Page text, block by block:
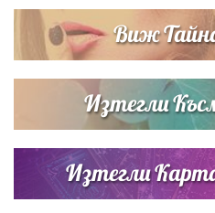
Виж
Изтегли
Изтегли